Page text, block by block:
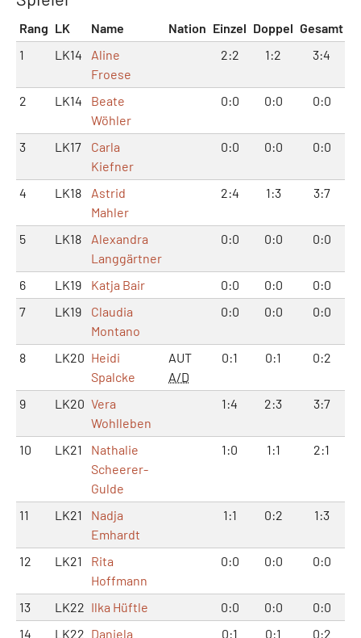
Rang LK Name Nation Einzel Doppel Gesamt
1
LK14
Aline
Froese
2:2 1:2 3:4
2 LK14
Beate
Wöhler
0:0 0:0 0:0
3 LK17
Carla
Kiefner
0:0 0:0 0:0
4 LK18
Astrid
Mahler
2:4 1:3 3:7
5 LK18
Alexandra
Langgärtner
0:0 0:0 0:0
6 LK19 Katja Bair 0:0 0:0
0:0
7
LK19
Claudia
Montano
0:0 0:0 0:0
8 LK20 Heidi
Spalcke
AUT
A/D
0:1 0:1 0:2
9 LK20 Vera
Wohlleben
1:4 2:3 3:7
10 LK21
Nathalie
Scheerer-
Gulde
1:0 1:1 2:1
11 LK21
Nadja
Emhardt
1:1 0:2 1:3
12 LK21
Rita
Hoffmann
0:0 0:0 0:0
13 LK22 Ilka Hüftle 0:0 0:0
0:0
14
LK22 Daniela
0:1 0:1 0:2